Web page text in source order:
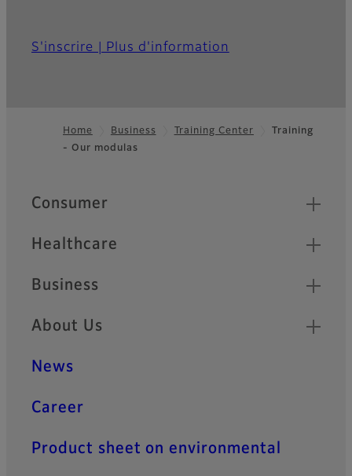
S'inscrire | Plus d'information
Home Business Training Center
Training
- Our modulas
Quick Links
Consumer
Healthcare
Business
About Us
News
Career
Product sheet on environmental